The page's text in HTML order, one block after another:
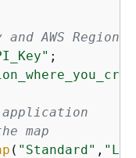
AWS Region
map
( "Standard" ,